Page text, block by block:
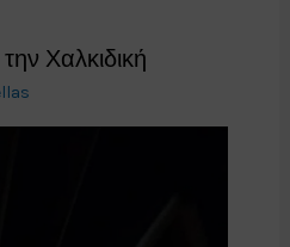
Χαλκιδική